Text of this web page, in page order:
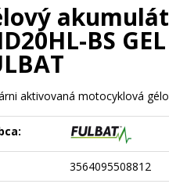
BS
aktivovaná motocyklová
3564095508812